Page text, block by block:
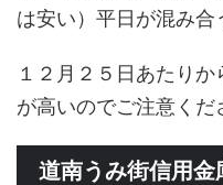
は安い）平日が混み合
１２月２５日あたり
が高いのでご注意くだ
道南うみ街信用金